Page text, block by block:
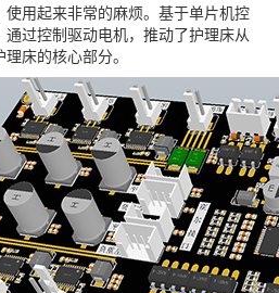
用起来非常的麻烦。基于单片机控
过控制驱动电机，推动了护理床从
床的核心部分。